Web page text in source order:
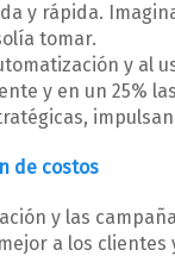
y rápida.
tomar.
y al
y en un 25%
de costos
y las
a los